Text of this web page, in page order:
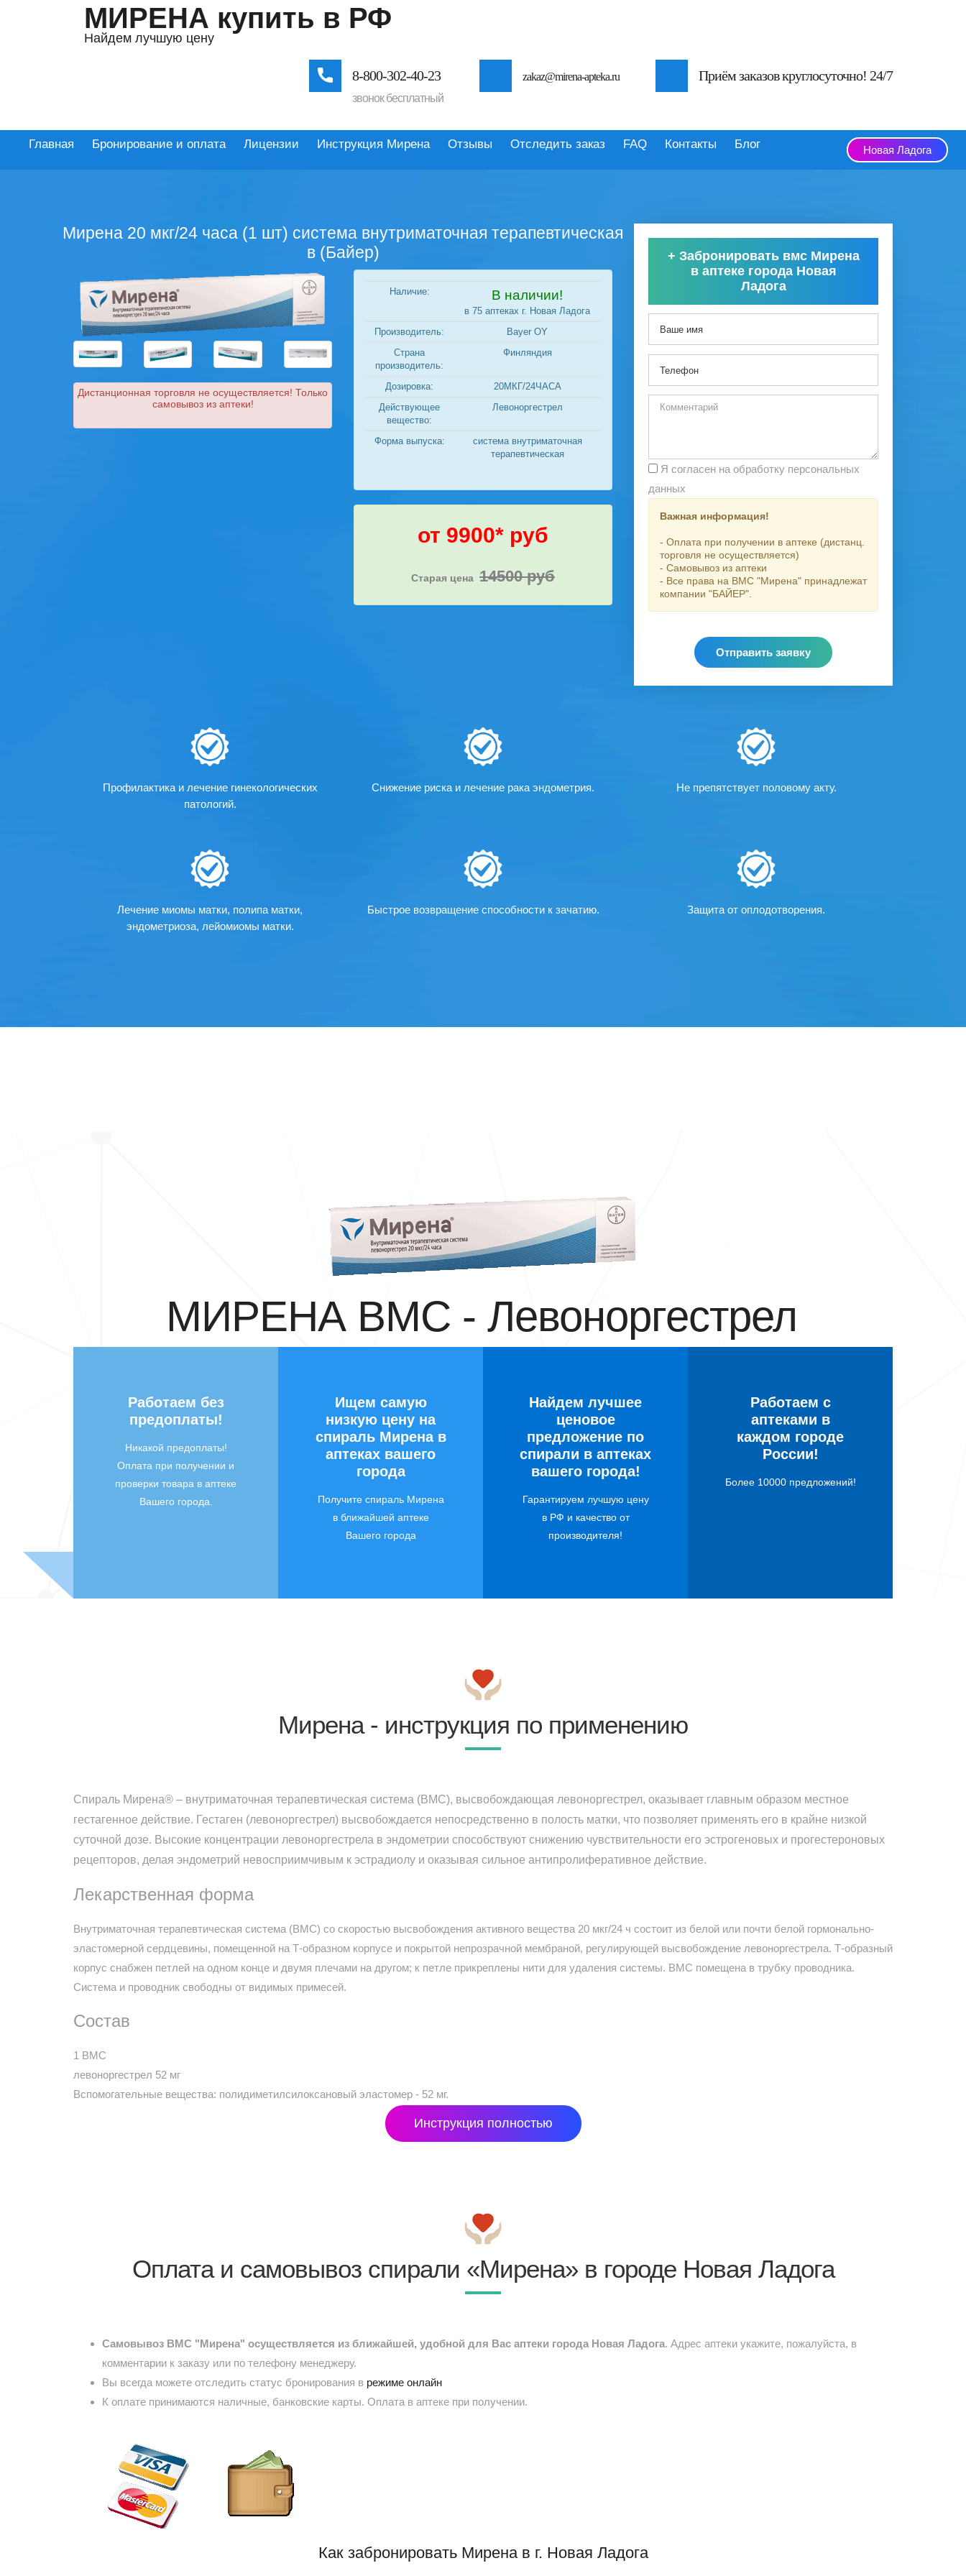
МИРЕНА купить в РФ
Найдем лучшую цену
8-800-302-40-23
звонок бесплатный
zakaz@mirena-apteka.ru Приём заказов круглосуточно! 24/7
Главная Бронирование и оплата Лицензии Инструкция Мирена Отзывы Отследить заказ FAQ Контакты Блог Новая Ладога
Мирена 20 мкг/24 часа (1 шт) система внутриматочная терапевтическая
в (Байер)
Дистанционная торговля не осуществляется! Только
самовывоз из аптеки!
Наличие: В наличии!
в 75 аптеках г. Новая Ладога
Производитель:
Bayer OY
Страна
производитель:
Финляндия
Дозировка:
20МКГ/24ЧАСА
Действующее
вещество:
Левоноргестрел
Форма выпуска:
система внутриматочная
терапевтическая
от 9900* руб
Старая цена 14500 руб
+ Забронировать вмс Мирена
в аптеке города Новая
Ладога
данных
Важная информация!
- Оплата при получении в аптеке (дистанц.
торговля не осуществляется)
- Самовывоз из аптеки
- Все права на ВМС "Мирена" принадлежат
компании "БАЙЕР".
Отправить заявку
Профилактика и лечение гинекологических
патологий.
Снижение риска и лечение рака эндометрия. Не препятствует половому акту.
Лечение миомы матки, полипа матки,
эндометриоза, лейомиомы матки.
Быстрое возвращение способности к зачатию. Защита от оплодотворения.
МИРЕНА ВМС - Левоноргестрел
Работаем без
предоплаты!
Никакой предоплаты!
Оплата при получении и
проверки товара в аптеке
Вашего города.
Ищем самую
низкую цену на
спираль Мирена в
аптеках вашего
города
Получите спираль Мирена
в ближайшей аптеке
Вашего города
Найдем лучшее
ценовое
предложение по
спирали в аптеках
вашего города!
Гарантируем лучшую цену
в РФ и качество от
производителя!
Работаем с
аптеками в
каждом городе
России!
Более 10000 предложений!
Мирена - инструкция по применению
Спираль Мирена® – внутриматочная терапевтическая система (ВМС), высвобождающая левоноргестрел, оказывает главным образом местное
гестагенное действие. Гестаген (левоноргестрел) высвобождается непосредственно в полость матки, что позволяет применять его в крайне низкой
суточной дозе. Высокие концентрации левоноргестрела в эндометрии способствуют снижению чувствительности его эстрогеновых и прогестероновых
рецепторов, делая эндометрий невосприимчивым к эстрадиолу и оказывая сильное антипролиферативное действие.
Лекарственная форма
Внутриматочная терапевтическая система (ВМС) со скоростью высвобождения активного вещества 20 мкг/24 ч состоит из белой или почти белой гормонально-
эластомерной сердцевины, помещенной на Т-образном корпусе и покрытой непрозрачной мембраной, регулирующей высвобождение левоноргестрела. Т-образный
корпус снабжен петлей на одном конце и двумя плечами на другом; к петле прикреплены нити для удаления системы. ВМС помещена в трубку проводника.
Система и проводник свободны от видимых примесей.
Состав
1 ВМС
левоноргестрел 52 мг
Вспомогательные вещества: полидиметилсилоксановый эластомер - 52 мг.
Инструкция полностью
Оплата и самовывоз спирали «Мирена» в городе Новая Ладога
Самовывоз ВМС "Мирена" осуществляется из ближайшей, удобной для Вас аптеки города Новая Ладога. Адрес аптеки укажите, пожалуйста, в
комментарии к заказу или по телефону менеджеру.
Вы всегда можете отследить статус бронирования в режиме онлайн
К оплате принимаются наличные, банковские карты. Оплата в аптеке при получении.
Как забронировать Мирена в г. Новая Ладога